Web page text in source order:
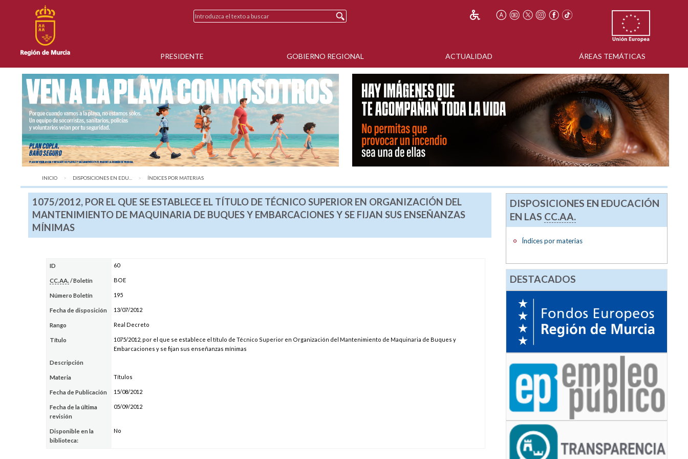
PRESIDENTE GOBIERNO REGIONAL ACTUALIDAD ÁREAS TEMÁTICAS
INICIO DISPOSICIONES EN EDU... AQUÍ:
ÍNDICES POR MATERIAS
1075/2012, POR EL QUE SE ESTABLECE EL TÍTULO DE TÉCNICO SUPERIOR EN ORGANIZACIÓN DEL
MANTENIMIENTO DE MAQUINARIA DE BUQUES Y EMBARCACIONES Y SE FIJAN SUS ENSEÑANZAS
MÍNIMAS
ID 60
CC.AA. / Boletín BOE
Número Boletín 195
Fecha de disposición 13/07/2012
Rango Real Decreto
Título
1075/2012, por el que se establece el título de Técnico Superior en Organización del Mantenimiento de Maquinaria de Buques y
Embarcaciones y se fijan sus enseñanzas mínimas
Descripción
Materia Títulos
Fecha de Publicación 15/08/2012
Fecha de la última
revisión
05/09/2012
Disponible en la
biblioteca:
No
DISPOSICIONES EN EDUCACIÓN
EN LAS CC.AA.
Índices por materias
DESTACADOS